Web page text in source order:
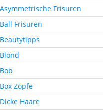
Asymmetrische Frisuren
Ball Frisuren
Beautytipps
Blond
Bob
Box Zöpfe
Dicke Haare